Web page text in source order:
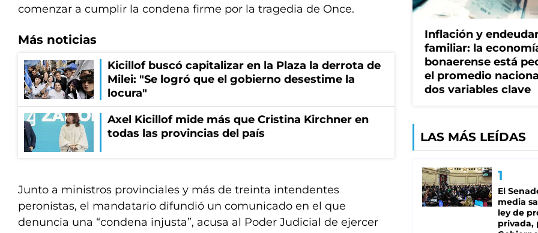
comenzar a cumplir la condena firme por la tragedia de Once.
Más noticias
Kicillof buscó capitalizar en la Plaza la derrota de
Milei: "Se logró que el gobierno desestime la
locura"
Axel Kicillof mide más que Cristina Kirchner en
todas las provincias del país
Junto a ministros provinciales y más de treinta intendentes
peronistas, el mandatario difundió un comunicado en el que
denuncia una “condena injusta”, acusa al Poder Judicial de ejercer
Inflación y
familiar: la
bonaerense está
el promedio
dos variables clave
LAS MÁS LEÍDAS
El
media
ley de
privada,